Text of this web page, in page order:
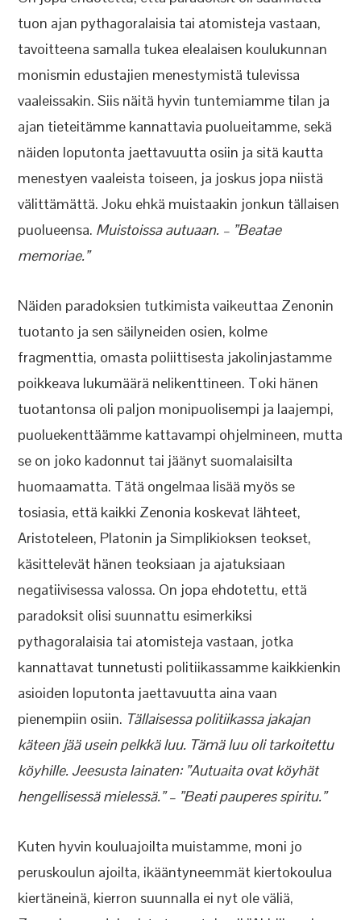
tuon ajan pythagoralaisia tai atomisteja vastaan,
tavoitteena samalla tukea elealaisen koulukunnan
monismin edustajien menestymistä tulevissa
vaaleissakin. Siis näitä hyvin tuntemiamme tilan ja
ajan tieteitämme kannattavia puolueitamme, sekä
näiden loputonta jaettavuutta osiin ja sitä kautta
menestyen vaaleista toiseen, ja joskus jopa niistä
välittämättä. Joku ehkä muistaakin jonkun tällaisen
puolueensa. Muistoissa autuaan. – ”Beatae
memoriae.”
Näiden paradoksien tutkimista vaikeuttaa Zenonin
tuotanto ja sen säilyneiden osien, kolme
fragmenttia, omasta poliittisesta jakolinjastamme
poikkeava lukumäärä nelikenttineen. Toki hänen
tuotantonsa oli paljon monipuolisempi ja laajempi,
puoluekenttäämme kattavampi ohjelmineen, mutta
se on joko kadonnut tai jäänyt suomalaisilta
huomaamatta. Tätä ongelmaa lisää myös se
tosiasia, että kaikki Zenonia koskevat lähteet,
Aristoteleen, Platonin ja Simplikioksen teokset,
käsittelevät hänen teoksiaan ja ajatuksiaan
negatiivisessa valossa. On jopa ehdotettu, että
paradoksit olisi suunnattu esimerkiksi
pythagoralaisia tai atomisteja vastaan, jotka
kannattavat tunnetusti politiikassamme kaikkienkin
asioiden loputonta jaettavuutta aina vaan
pienempiin osiin. Tällaisessa politiikassa jakajan
käteen jää usein pelkkä luu. Tämä luu oli tarkoitettu
köyhille. Jeesusta lainaten: ”Autuaita ovat köyhät
hengellisessä mielessä.” – ”Beati pauperes spiritu.”
Kuten hyvin kouluajoilta muistamme, moni jo
peruskoulun ajoilta, ikääntyneemmät kiertokoulua
kiertäneinä, kierron suunnalla ei nyt ole väliä,